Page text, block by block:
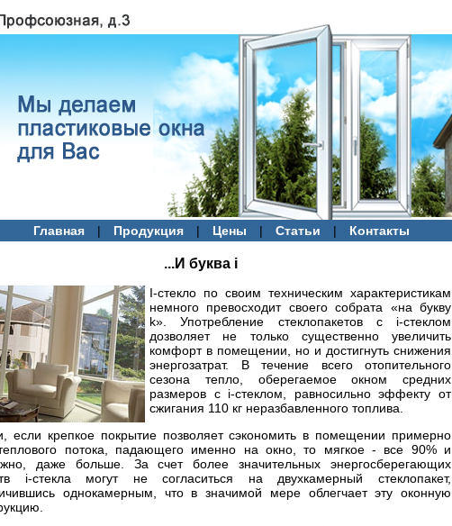
Главная | Продукция | Цены | Статьи | Контакты
...И буква i
I-стекло по своим техническим характеристикам
немного превосходит своего собрата «на букву
k». Употребление стеклопакетов с i-стеклом
дозволяет не только существенно увеличить
комфорт в помещении, но и достигнуть снижения
энергозатрат. В течение всего отопительного
сезона тепло, оберегаемое окном средних
размеров с i-стеклом, равносильно эффекту от
сжигания 110 кг неразбавленного топлива.
если крепкое покрытие позволяет сэкономить в помещении примерно
потока, падающего именно на окно, то мягкое - все 90% и
даже больше. За счет более значительных энергосберегающих
i-стекла могут не согласиться на двухкамерный стеклопакет,
однокамерным, что в значимой мере облегчает эту оконную